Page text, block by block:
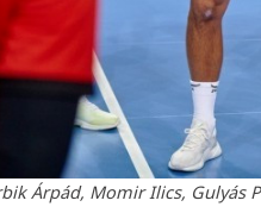
Árpád, Momir Ilics, Gulyás